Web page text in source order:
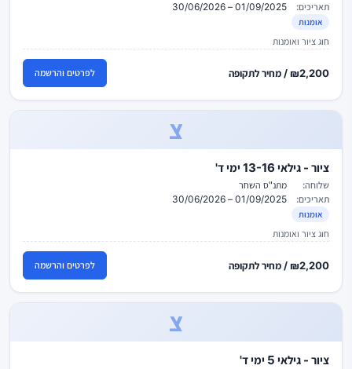
תאריכים:
01/09/2025 – 30/06/2026
אומנות
חוג ציור ואומנות
₪2,200 / מחיר לתקופה לפרטים והרשמה
צ
ציור - גילאי 13-16 ימי ד'
שלוחה:
מתנ"ס השחר
תאריכים:
01/09/2025 – 30/06/2026
אומנות
חוג ציור ואומנות
₪2,200 / מחיר לתקופה לפרטים והרשמה
צ
ציור - גילאי 5 ימי ד'